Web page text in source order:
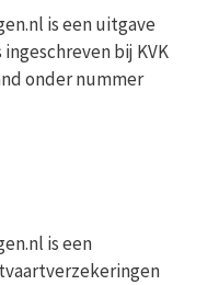
is een uitgave
bij KVK
onder nummer
is een